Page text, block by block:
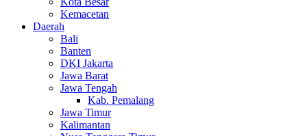
Kemacetan
Daerah
Bali
Banten
DKI Jakarta
Jawa Barat
Jawa Tengah
Kab. Pemalang
Jawa Timur
Kalimantan